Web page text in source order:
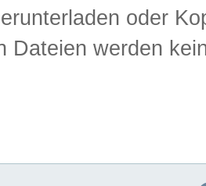
oder
Dateien werden